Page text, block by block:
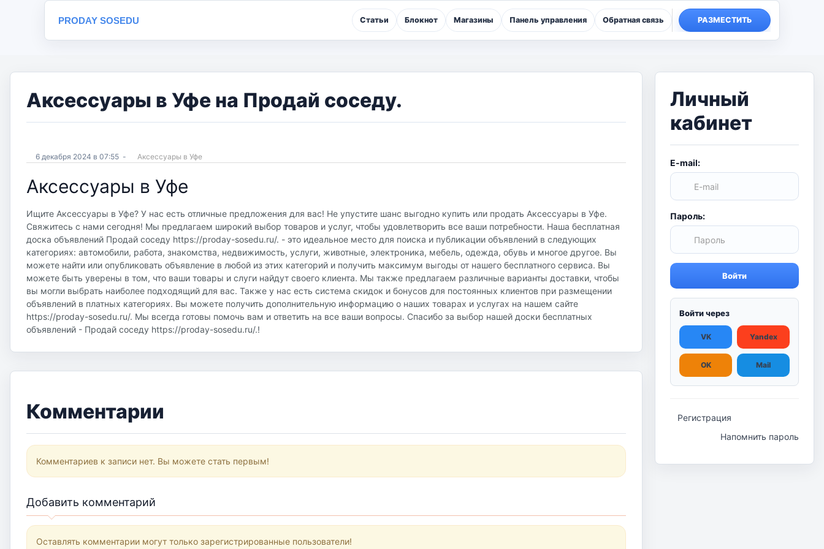
PRODAY SOSEDU Статьи Блокнот Магазины Панель управления Обратная связь РАЗМЕСТИТЬ
Аксессуары в Уфе на Продай соседу.
6 декабря 2024 в 07:55 - Аксессуары в Уфе
Аксессуары в Уфе
Ищите Аксессуары в Уфе? У нас есть отличные предложения для вас! Не упустите шанс выгодно купить или продать Аксессуары в Уфе.
Свяжитесь с нами сегодня! Мы предлагаем широкий выбор товаров и услуг, чтобы удовлетворить все ваши потребности. Наша бесплатная
доска объявлений Продай соседу https://proday-sosedu.ru/. - это идеальное место для поиска и публикации объявлений в следующих
категориях: автомобили, работа, знакомства, недвижимость, услуги, животные, электроника, мебель, одежда, обувь и многое другое. Вы
можете найти или опубликовать объявление в любой из этих категорий и получить максимум выгоды от нашего бесплатного сервиса. Вы
можете быть уверены в том, что ваши товары и слуги найдут своего клиента. Мы также предлагаем различные варианты доставки, чтобы
вы могли выбрать наиболее подходящий для вас. Также у нас есть система скидок и бонусов для постоянных клиентов при размещении
объявлений в платных категориях. Вы можете получить дополнительную информацию о наших товарах и услугах на нашем сайте
https://proday-sosedu.ru/. Мы всегда готовы помочь вам и ответить на все ваши вопросы. Спасибо за выбор нашей доски бесплатных
объявлений - Продай соседу https://proday-sosedu.ru/.!
Комментарии
Комментариев к записи нет. Вы можете стать первым!
Добавить комментарий
Оставлять комментарии могут только зарегистрированные пользователи!
Личный
кабинет
E-mail:
Пароль:
Войти
Войти через
VK Yandex
OK Mail
Регистрация
Напомнить пароль